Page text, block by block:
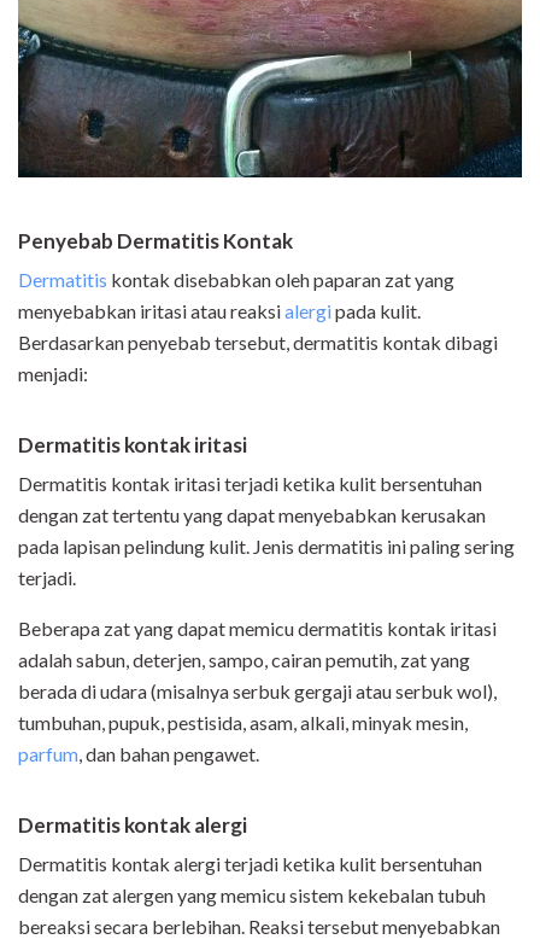
Penyebab Dermatitis Kontak
Dermatitis kontak disebabkan oleh paparan zat yang
menyebabkan iritasi atau reaksialergipada kulit.
Berdasarkan penyebab tersebut, dermatitis kontak dibagi
menjadi:
Dermatitis kontak iritasi
Dermatitis kontak iritasi terjadi ketika kulit bersentuhan
dengan zat tertentu yang dapat menyebabkan kerusakan
pada lapisan pelindung kulit. Jenis dermatitis ini paling sering
terjadi.
Beberapa zat yang dapat memicu dermatitis kontak iritasi
adalah sabun, deterjen, sampo, cairan pemutih, zat yang
berada di udara (misalnya serbuk gergaji atau serbuk wol),
tumbuhan, pupuk, pestisida, asam, alkali, minyak mesin,
parfum, dan bahan pengawet.
Dermatitis kontak alergi
Dermatitis kontak alergi terjadi ketika kulit bersentuhan
dengan zat alergen yang memicu sistem kekebalan tubuh
bereaksi secara berlebihan. Reaksi tersebut menyebabkan